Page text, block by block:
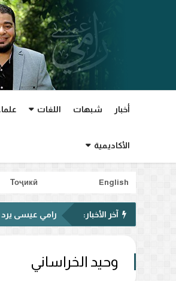
أخبار شبهات اللغات
الأكاديمية
English
Тоҷикӣ
آخر الأخبار:رامي عيسى يرد على شبهة
وحيد الخراساني